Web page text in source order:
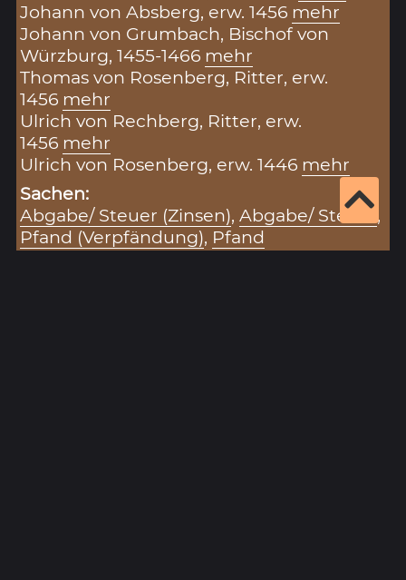
Johann von Absberg, erw. 1456 mehr
Johann von Grumbach, Bischof von
Würzburg, 1455-1466 mehr
Thomas von Rosenberg, Ritter, erw.
1456 mehr
Ulrich von Rechberg, Ritter, erw.
1456 mehr
Ulrich von Rosenberg, erw. 1446 mehr
Sachen:
Abgabe/ Steuer (Zinsen),Abgabe/ Steuer ,
Pfand (Verpfändung), Pfand